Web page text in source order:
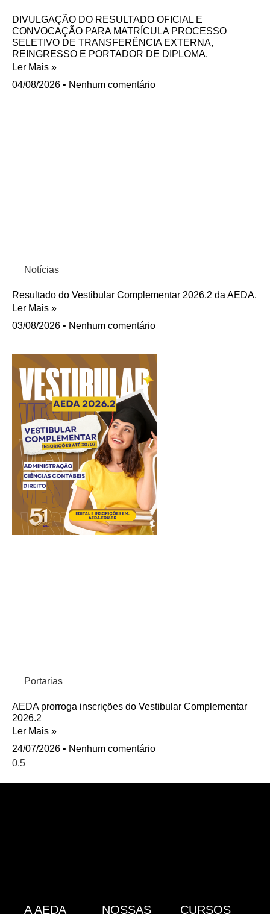
DIVULGAÇÃO DO RESULTADO OFICIAL E
CONVOCAÇÃO PARA MATRÍCULA PROCESSO
SELETIVO DE TRANSFERÊNCIA EXTERNA,
REINGRESSO E PORTADOR DE DIPLOMA.
Ler Mais »
04/08/2026
Nenhum comentário
Notícias
Resultado do Vestibular Complementar 2026.2 da AEDA.
Ler Mais »
03/08/2026
Nenhum comentário
Portarias
AEDA prorroga inscrições do Vestibular Complementar
2026.2
Ler Mais »
24/07/2026
Nenhum comentário
A AEDA NOSSAS CURSOS